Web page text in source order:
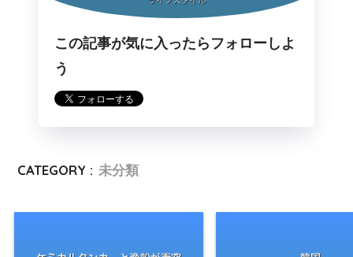
この記事が気に入ったらフォローしよ
う
CATEGORY : 未分類